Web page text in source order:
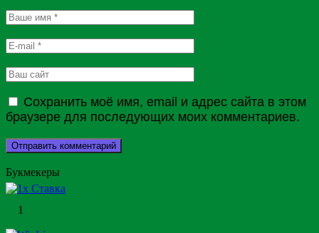
Сохранить моё имя, email и адрес сайта в этом
браузере для последующих моих комментариев.
Букмекеры
1